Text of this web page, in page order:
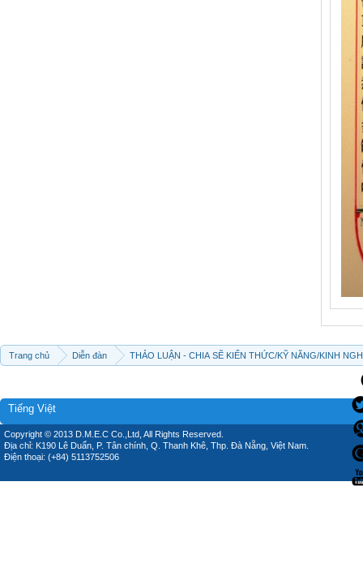
Trang chủ Diễn đàn THẢO LUẬN - CHIA SẼ KIẾN THỨC/KỸ NĂNG/KINH
Tiếng Việt
Copyright © 2013 D.M.E.C Co.,Ltd, All Rights Reserved.
Địa chỉ: K190 Lê Duẩn, P. Tân chính, Q. Thanh Khê, Thp. Đà Nẵng, Việt Nam.
Điện thoại: (+84) 5113752506